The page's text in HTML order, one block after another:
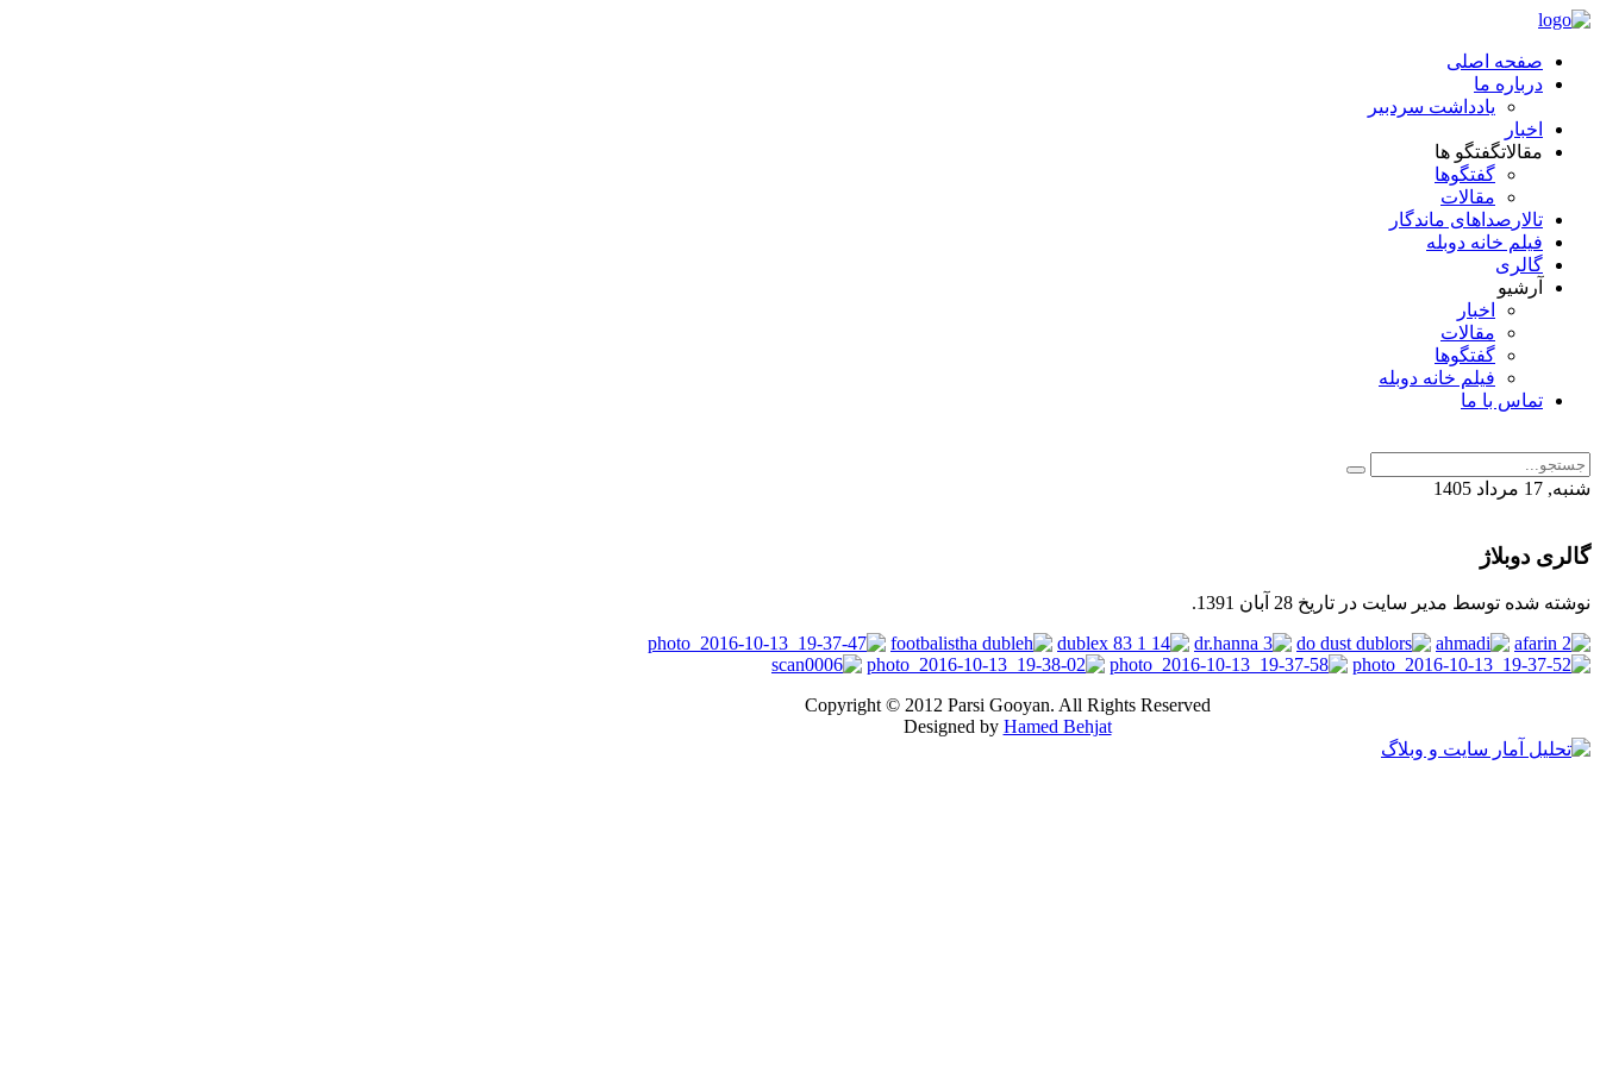
صفحه اصلی
درباره ما
یادداشت سردبیر
اخبار
مقالاتگفتگو ها
گفتگوها
مقالات
تالار صداهای ماندگار
فیلم خانه دوبله
گالری
آرشیو
اخبار
مقالات
گفتگوها
فیلم خانه دوبله
تماس با ما
شنبه, 17 مرداد 1405
گالری دوبلاژ
نوشته شده توسط مدیر سایت در تاریخ 28 آبان 1391 .
Copyright © 2012 Parsi Gooyan. All Rights Reserved
Designed by Hamed Behjat